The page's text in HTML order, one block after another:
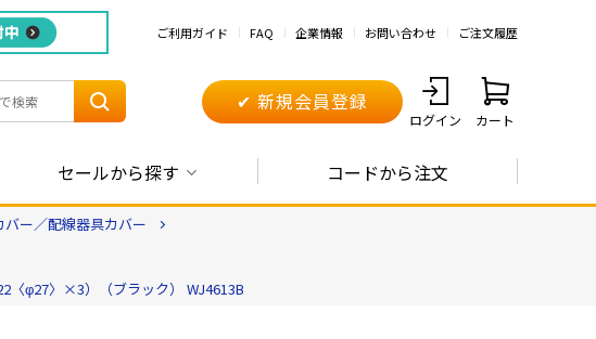
ご利用ガイド FAQ 企業情報 お問い合わせ ご注文履歴
✔ 新規会員登録
ログイン カート
セールから探す コードから注文
ー／配線器具カバー
〈φ27〉×3）（ブラック） WJ4613B